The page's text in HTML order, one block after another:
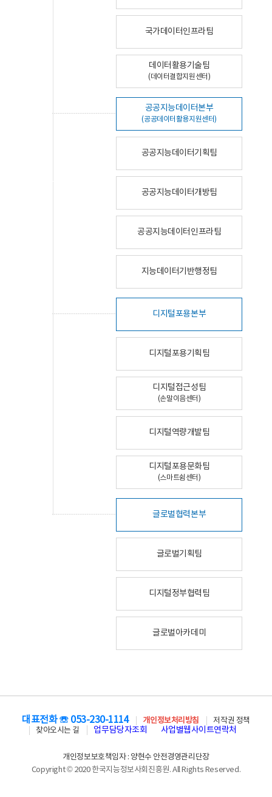
국가데이터인프라팀
데이터활용기술팀
(데이터결합지원센터)
공공지능데이터본부
(공공데이터활용지원센터)
공공지능데이터기획팀
공공지능데이터개방팀
공공지능데이터인프라팀
지능데이터기반행정팀
디지털포용본부
디지털포용기획팀
디지털접근성팀
(손말이음센터)
디지털역량개발팀
디지털포용문화팀
(스마트쉼센터)
글로벌협력본부
글로벌기획팀
디지털정부협력팀
글로벌아카데미
대표전화 ☏ 053-230-1114 개인정보처리방침
저작권 정책
찾아오시는 길
업무담당자조회 사업별웹사이트연락처
개인정보보호책임자 : 양현수 안전경영관리단장
Copyright © 2020 한국지능정보사회진흥원. All Rights Reserved.